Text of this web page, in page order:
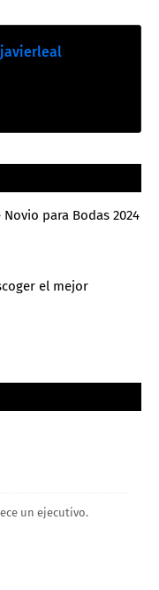
para Bodas 2024
el mejor
un ejecutivo.